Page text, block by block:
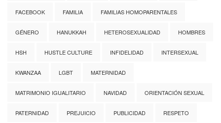
FACEBOOK FAMILIA FAMILIAS HOMOPARENTALES
GÉNERO HANUKKAH HETEROSEXUALIDAD HOMBRES
HSH HUSTLE CULTURE INFIDELIDAD INTERSEXUAL
KWANZAA LGBT MATERNIDAD
MATRIMONIO IGUALITARIO NAVIDAD ORIENTACIÓN SEXUAL
PATERNIDAD PREJUICIO PUBLICIDAD RESPETO